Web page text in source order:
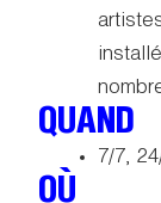
QUAND
7/7,
OÙ